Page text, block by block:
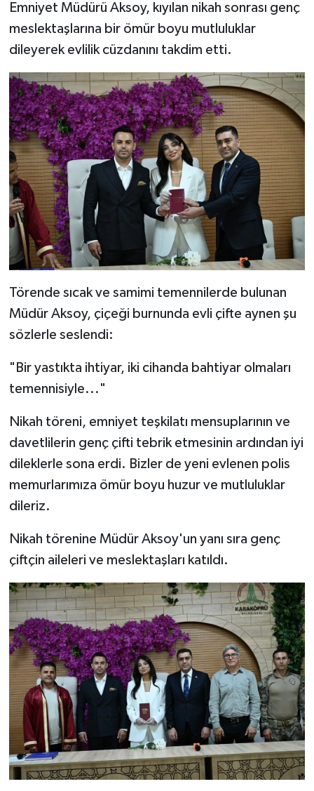
Emniyet Müdürü Aksoy, kıyılan nikah sonrası genç
meslektaşlarına bir ömür boyu mutluluklar
dileyerek evlilik cüzdanını takdim etti.
​Törende sıcak ve samimi temennilerde bulunan
Müdür Aksoy, çiçeği burnunda evli çifte aynen şu
sözlerle seslendi:
​"Bir yastıkta ihtiyar, iki cihanda bahtiyar olmaları
temennisiyle..."
​Nikah töreni, emniyet teşkilatı mensuplarının ve
davetlilerin genç çifti tebrik etmesinin ardından iyi
dileklerle sona erdi. Bizler de yeni evlenen polis
memurlarımıza ömür boyu huzur ve mutluluklar
dileriz.
Nikah törenine Müdür Aksoy'un yanı sıra genç
çiftçin aileleri ve meslektaşları katıldı.